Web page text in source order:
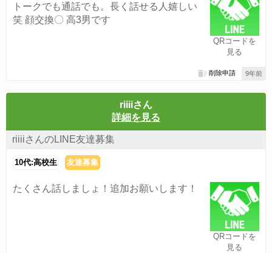
QRコードを
見る
トークでも通話でも。長く話せる人嬉しい
笑 顔交換〇 高3男です
9年前
削除申請
riiiiさん
詳細を見る
riiiiさんのLINE友達募集
10代:高校生 友達募集
QRコードを
見る
たくさん話しましょ！追加お願いします！